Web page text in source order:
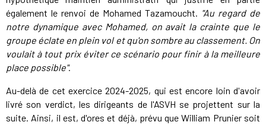
également le renvoi de Mohamed Tazamoucht. "Au regard de
notre dynamique avec Mohamed, on avait la crainte que le
groupe éclate en plein vol et qu'on sombre au classement. On
voulait à tout prix éviter ce scénario pour finir à la meilleure
place possible".
Au-delà de cet exercice 2024-2025, qui est encore loin d'avoir
livré son verdict, les dirigeants de l'ASVH se projettent sur la
suite. Ainsi, il est, d'ores et déjà, prévu que William Prunier soit